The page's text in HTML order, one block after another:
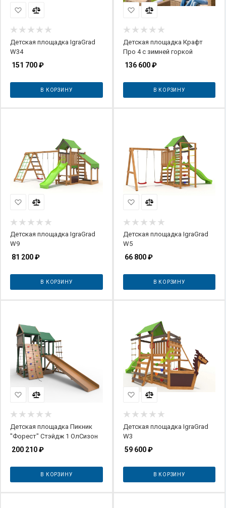
Детская площадка IgraGrad
W34
151 700₽
В КОРЗИНУ
Детская площадка Крафт
Про 4 с зимней горкой
136 600₽
В КОРЗИНУ
Детская площадка IgraGrad
W9
81 200₽
В КОРЗИНУ
Детская площадка IgraGrad
W5
66 800₽
В КОРЗИНУ
Детская площадка Пикник
"Форест" Стэйдж 1 ОлСизон
200 210₽
В КОРЗИНУ
Детская площадка IgraGrad
W3
59 600₽
В КОРЗИНУ